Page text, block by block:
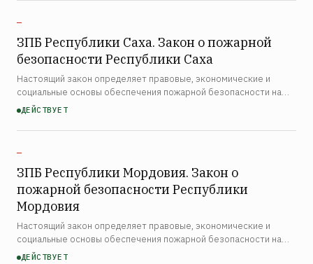
—
ЗПБ Республики Саха. Закон о пожарной
безопасности Республики Caxa
Настоящий закон определяет правовые, экономические и
социальные основы обеспечения пожарной безопасности на
территории Республики Саха (Якутия). Закон распространяется
ДЕЙСТВУЕТ
—
ЗПБ Республики Мордовия. Закон о
пожарной безопасности Республики
Мордовия
Настоящий закон определяет правовые, экономические и
социальные основы обеспечения пожарной безопасности на
территории Республики Мордовия. Закон распространяется на
ДЕЙСТВУЕТ